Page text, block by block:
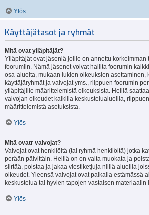
Ylös
Käyttäjätasot ja ryhmät
Mitä ovat ylläpitäjät?
Ylläpitäjät ovat jäseniä joille on annettu korkeimman
foorumiin. Nämä jäsenet voivat hallita foorumin
osa-alueita, mukaan lukien oikeuksien asettaminen,
käyttäjäryhmät ja valvojat yms., riippuen foorumin
ylläpitäjille määrittelemistä oikeuksista. Heillä
valvojan oikeudet kaikilla keskustelualueilla,
määrittelemistä asetuksista.
Ylös
Mitä ovatr valvojat?
Valvojat ovat henkilöitä (tai ryhmä henkilöitä) jotka
perään päivittäin. Heillä on on valta muokata ja
siirtää, poistaa ja jakaa viestiketjuja niillä alueilla
oikeudet. Yleensä valvojat ovat paikalla estämässä
keskustelua tai hyvien tapojen vastaisen materiaalin
Ylös